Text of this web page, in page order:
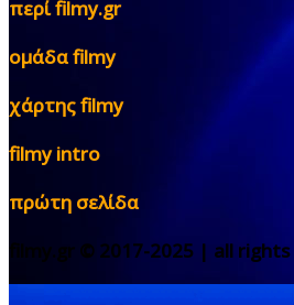
περί filmy.gr
ομάδα filmy
χάρτης filmy
filmy intro
πρώτη σελίδα
filmy.gr © 2017-2025 | all rights